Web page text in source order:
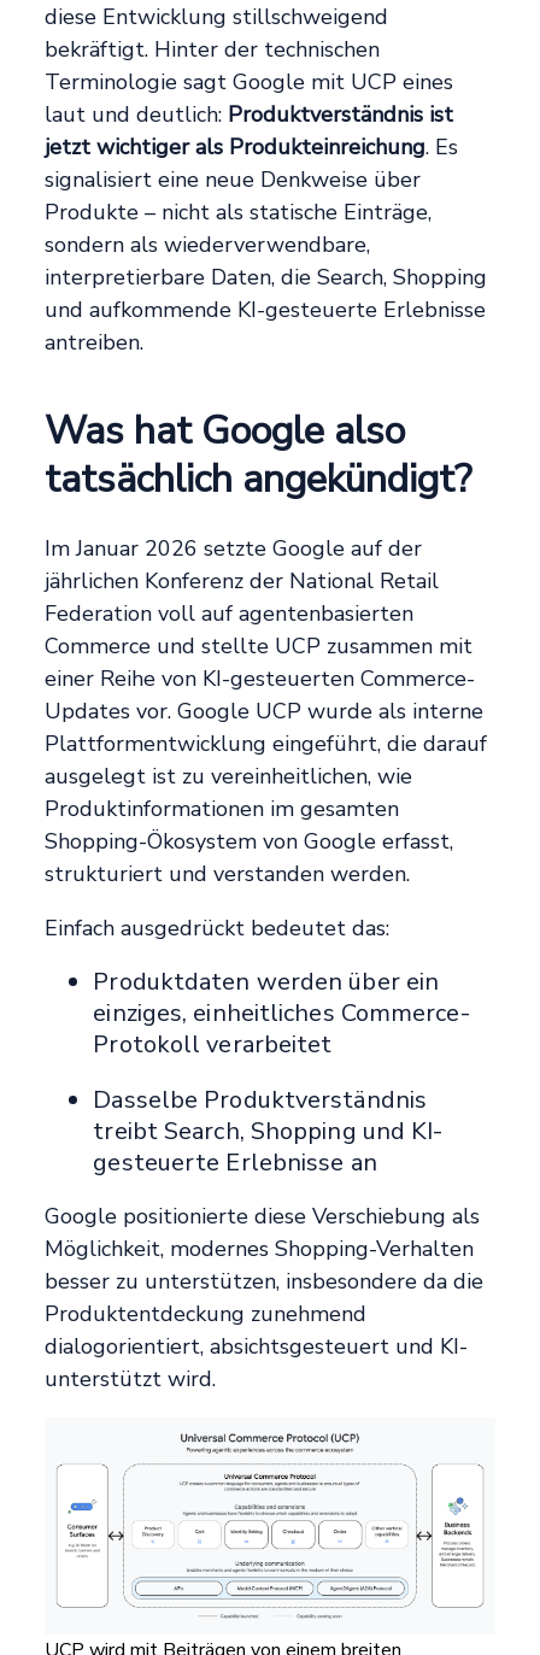
diese Entwicklung stillschweigend
bekräftigt. Hinter der technischen
Terminologie sagt Google mit UCP eines
laut und deutlich: Produktverständnis ist
jetzt wichtiger als Produkteinreichung. Es
signalisiert eine neue Denkweise über
Produkte – nicht als statische Einträge,
sondern als wiederverwendbare,
interpretierbare Daten, die Search, Shopping
und aufkommende KI-gesteuerte Erlebnisse
antreiben.
Was hat Google also
tatsächlich angekündigt?
Im Januar 2026 setzte Google auf der
jährlichen Konferenz der National Retail
Federation voll auf agentenbasierten
Commerce und stellte UCP zusammen mit
einer Reihe von KI-gesteuerten Commerce-
Updates vor. Google UCP wurde als interne
Plattformentwicklung eingeführt, die darauf
ausgelegt ist zu vereinheitlichen, wie
Produktinformationen im gesamten
Shopping-Ökosystem von Google erfasst,
strukturiert und verstanden werden.
Einfach ausgedrückt bedeutet das:
Produktdaten werden über ein
einziges, einheitliches Commerce-
Protokoll verarbeitet
Dasselbe Produktverständnis
treibt Search, Shopping und KI-
gesteuerte Erlebnisse an
Google positionierte diese Verschiebung als
Möglichkeit, modernes Shopping-Verhalten
besser zu unterstützen, insbesondere da die
Produktentdeckung zunehmend
dialogorientiert, absichtsgesteuert und KI-
unterstützt wird.